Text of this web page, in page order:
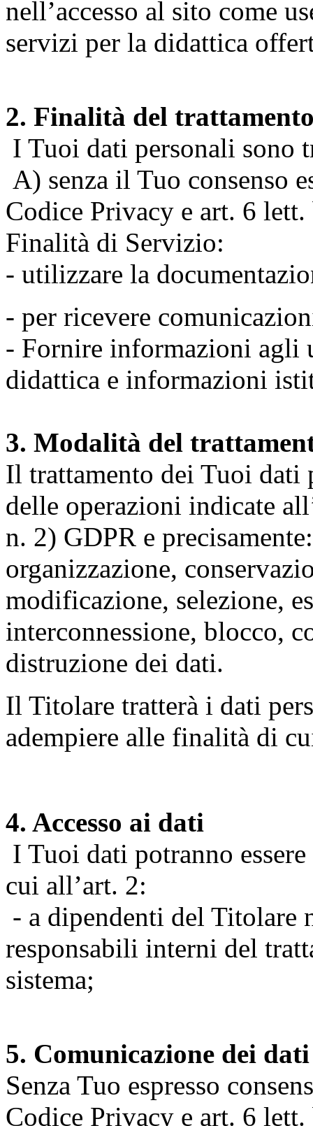
nell’accesso al sito come
servizi per la didattica
2. Finalità del
I Tuoi dati personali sono
A) senza il Tuo consenso
Codice Privacy e art. 6
Finalità di Servizio:
- utilizzare la
- per ricevere
- Fornire informazioni agli
didattica e informazioni
3. Modalità del
Il trattamento dei Tuoi dati
delle operazioni indicate
n. 2) GDPR e
organizzazione,
modificazione, selezione,
interconnessione, blocco,
distruzione dei dati.
Il Titolare tratterà i dati
adempiere alle finalità di
4. Accesso ai dati
I Tuoi dati potranno
cui all’art. 2:
- a dipendenti del Titolare
responsabili interni del
sistema;
5. Comunicazione dei dati
Senza Tuo espresso
Codice Privacy e art. 6